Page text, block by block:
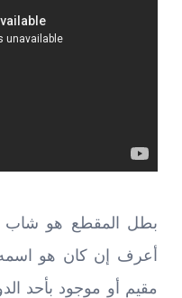
بطل المقطع هو شاب
أعرف إن كان هو اسمه
مقيم أو موجود بأحد